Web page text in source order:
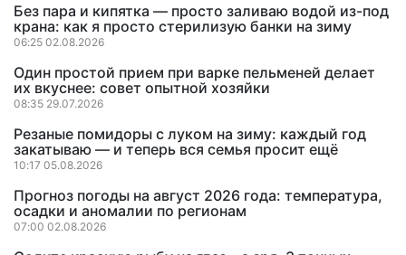
Без пара и кипятка — просто заливаю водой из-под
крана: как я просто стерилизую банки на зиму
06:25 02.08.2026
Один простой прием при варке пельменей делает
их вкуснее: совет опытной хозяйки
08:35 29.07.2026
Резаные помидоры с луком на зиму: каждый год
закатываю — и теперь вся семья просит ещё
10:17 05.08.2026
Прогноз погоды на август 2026 года: температура,
осадки и аномалии по регионам
07:00 02.08.2026